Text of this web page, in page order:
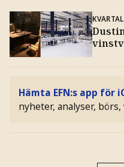
Hämta EFN:s app för
nyheter, analyser, börs,